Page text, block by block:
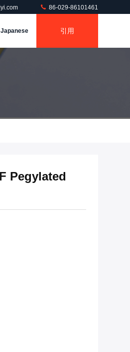
86-029-86101461
Japanese 引用
Pegylated